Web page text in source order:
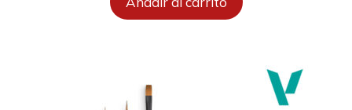
era:
es: